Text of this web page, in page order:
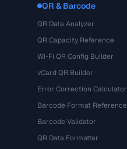
QR & Barcode
QR Data Analyzer
QR Capacity Reference
Wi-Fi QR Config Builder
vCard QR Builder
Error Correction Calculator
Barcode Format Reference
Barcode Validator
QR Data Formatter